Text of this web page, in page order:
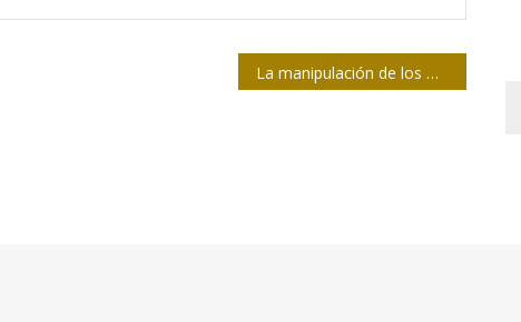
La manipulación de los medios de comunicación en la crisis migratoria europea